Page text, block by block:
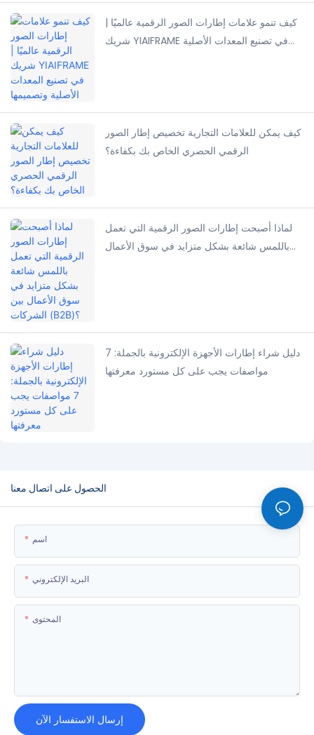
كيف تنمو علامات إطارات الصور الرقمية عالميًا |
شريك YIAIFRAME في تصنيع المعدات الأصلية
كيف يمكن للعلامات التجارية تخصيص إطار الصور
الرقمي الحصري الخاص بك بكفاءة؟
لماذا أصبحت إطارات الصور الرقمية التي تعمل
باللمس شائعة بشكل متزايد في سوق الأعمال
دليل شراء إطارات الأجهزة الإلكترونية بالجملة: 7
مواصفات يجب على كل مستورد معرفتها
الحصول على اتصال معنا
اسم
البريد الإلكتروني
المحتوى
إرسال الاستفسار الآن